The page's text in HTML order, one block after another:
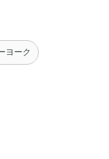
ヨーク